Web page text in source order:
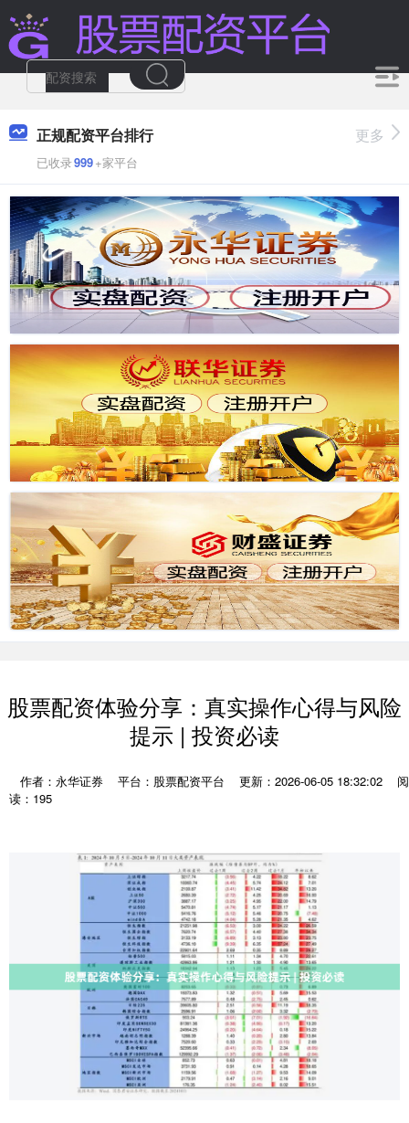
正规配资平台排行
已收录999+家平台
更多
股票配资体验分享：真实操作心得与风险
提示 | 投资必读
作者：永华证券 平台：股票配资平台 更新：2026-06-05 18:32:02
阅
读：195